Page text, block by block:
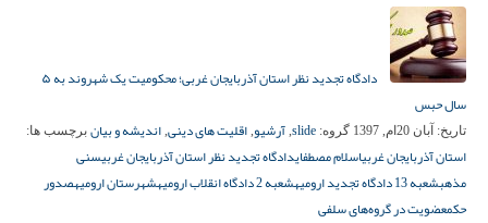
دادگاه تجدید نظر استان آذربایجان غربی؛ محکومیت یک شهروند به ۵
سال حبس
تاریخ: آبان 20ام, 1397 گروه: slide
, آرشیو, اقلیت های دینی, اندیشه و بیان برچسب ها:
استان آذربایجان غربیاسلام مصطفایدادگاه تجدید نظر استان آذربایجان غربیسنی
مذهبشعبه 13 دادگاه تجدید ارومیه شعبه 2 دادگاه انقلاب ارومیه شهرستان ارومیهصدور
حکمعضویت در گروه‌های سلفی